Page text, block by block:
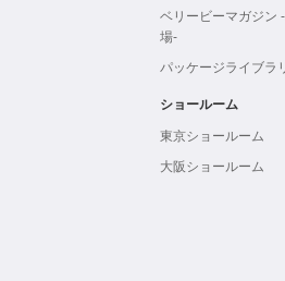
ベリービーマガジン
場-
パッケージライブラ
ショールーム
東京ショールーム
大阪ショールーム